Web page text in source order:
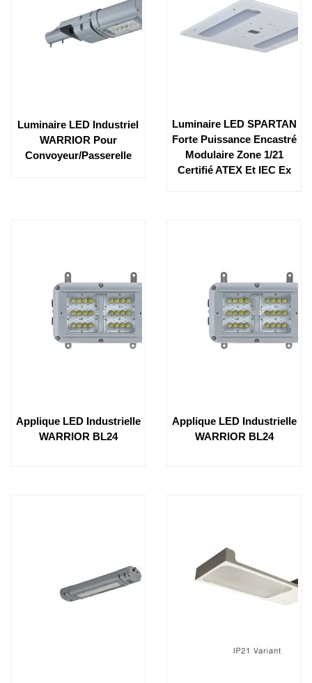
Luminaire LED Industriel
WARRIOR Pour
Convoyeur/passerelle
Luminaire LED SPARTAN
Forte Puissance Encastré
Modulaire Zone 1/21
Certifié ATEX Et IEC Ex
Applique LED Industrielle
WARRIOR BL24
Applique LED Industrielle
WARRIOR BL24